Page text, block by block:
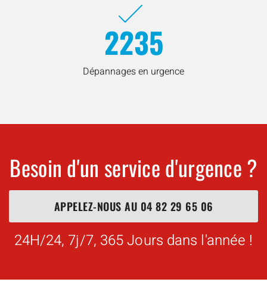
2235
Dépannages en urgence
Besoin d'un service d'urgence ?
APPELEZ-NOUS AU 04 82 29 65 06
24H/24, 7j/7, 365 Jours dans l'année !